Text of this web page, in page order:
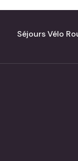
Séjours Vélo